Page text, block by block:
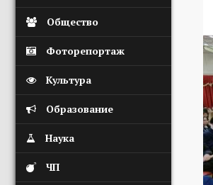
Общество
Фоторепортаж
Культура
Образование
Наука
ЧП